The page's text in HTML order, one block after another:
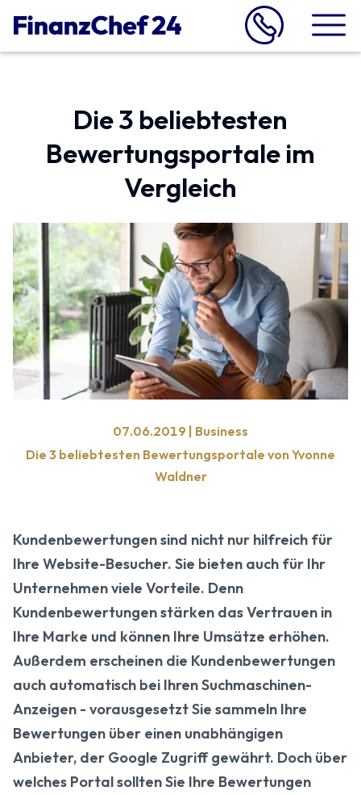
Die 3 beliebtesten
Bewertungs­portale im
Vergleich
07.06.2019 | Business
Die 3 beliebtesten Bewertungsportale von Yvonne
Waldner
Kundenbewertungen sind nicht nur hilfreich für
Ihre Website-Besucher. Sie bieten auch für Ihr
Unternehmen viele Vorteile. Denn
Kundenbewertungen stärken das Vertrauen in
Ihre Marke und können Ihre Umsätze erhöhen.
Außerdem erscheinen die Kundenbewertungen
auch automatisch bei Ihren Suchmaschinen-
Anzeigen - vorausgesetzt Sie sammeln Ihre
Bewertungen über einen unabhängigen
Anbieter, der Google Zugriff gewährt. Doch über
welches Portal sollten Sie Ihre Bewertungen